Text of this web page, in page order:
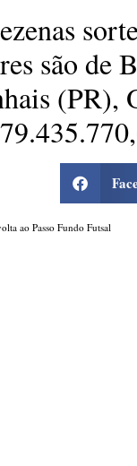
são
(PR),
ao Passo Fundo Futsal